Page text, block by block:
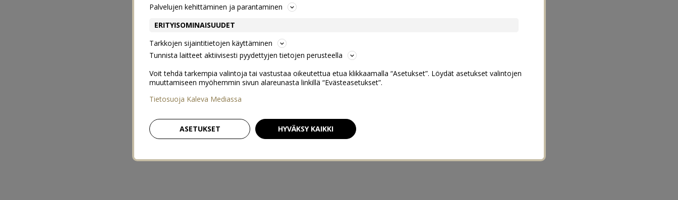
Palvelujen kehittäminen ja parantaminen
ERITYISOMINAISUUDET
Tarkkojen sijaintitietojen käyttäminen
Tunnista laitteet aktiivisesti pyydettyjen tietojen perusteella
Voit tehdä tarkempia valintoja tai vastustaa oikeutettua etua klikkaamalla “Asetukset”. Löydät asetukset valintojen
muuttamiseen myöhemmin sivun alareunasta linkillä “Evästeasetukset”.
Tietosuoja Kaleva Mediassa
ASETUKSET HYVÄKSY KAIKKI